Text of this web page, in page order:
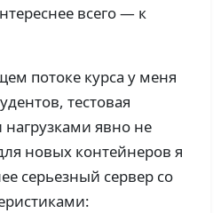
всего — к
потоке курса у меня
тестовая
явно не
новых контейнеров я
серьезный сервер со